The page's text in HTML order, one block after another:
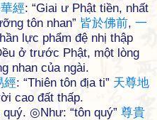
華經: “Giai ư Phật tiền, nhất
tôn nhan” 皆於佛前, 一
lực phẩm đệ nhị thập
ở trước Phật, một lòng
nhan của ngài.
經: “Thiên tôn địa ti” 天尊地
cao đất thấp.
◎Như: “tôn quý” 尊貴